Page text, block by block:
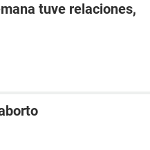
tuve relaciones,